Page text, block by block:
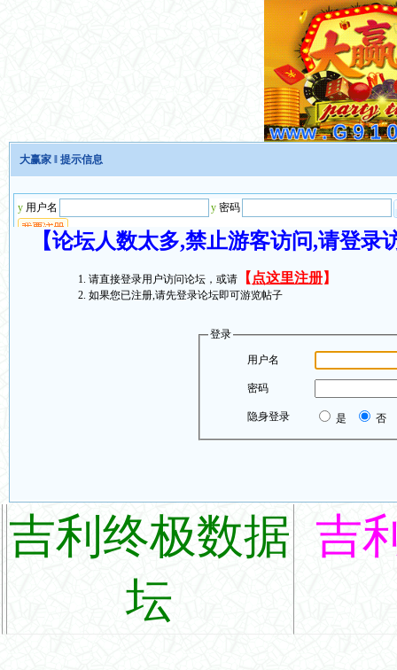
大赢家 ‖ 提示信息
【论坛人数太多,禁止游客访问,请登
请直接登录用户访问论坛，或请 【 点这里注册】
如果您已注册,请先登录论坛即可游览帖子
登录
用户名
密码
隐身登录 是 否
吉利终极数据
坛
吉